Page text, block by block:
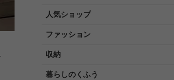
人気ショップ
ファッション
収納
暮らしのくふう